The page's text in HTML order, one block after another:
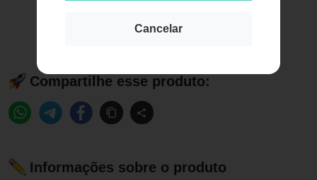
Cancelar
Compartilhe esse produto:
Informações sobre o produto